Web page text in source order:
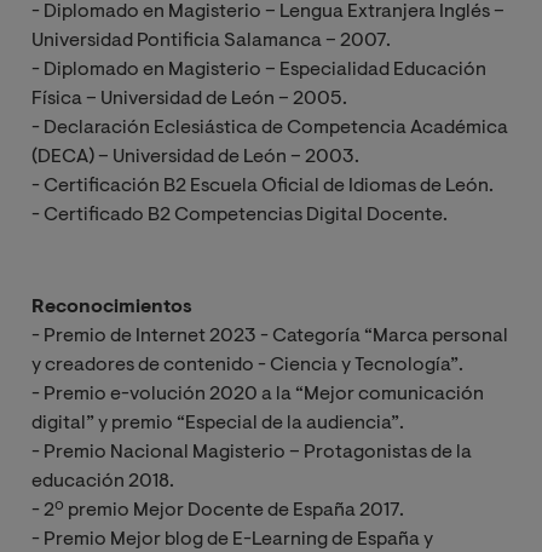
- Diplomado en Magisterio – Lengua Extranjera Inglés –
Universidad Pontificia Salamanca – 2007.
- Diplomado en Magisterio – Especialidad Educación
Física – Universidad de León – 2005.
- Declaración Eclesiástica de Competencia Académica
(DECA) – Universidad de León – 2003.
- Certificación B2 Escuela Oficial de Idiomas de León.
- Certificado B2 Competencias Digital Docente.
Reconocimientos
- Premio de Internet 2023 - Categoría “Marca personal
y creadores de contenido - Ciencia y Tecnología”.
- Premio e-volución 2020 a la “Mejor comunicación
digital” y premio “Especial de la audiencia”.
- Premio Nacional Magisterio – Protagonistas de la
educación 2018.
- 2º premio Mejor Docente de España 2017.
- Premio Mejor blog de E-Learning de España y